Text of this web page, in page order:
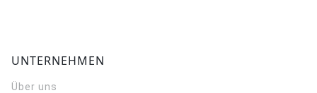
UNTERNEHMEN
Über uns